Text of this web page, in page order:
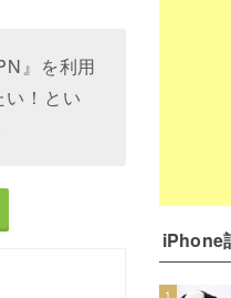
』を利用
！とい
iPhone
1